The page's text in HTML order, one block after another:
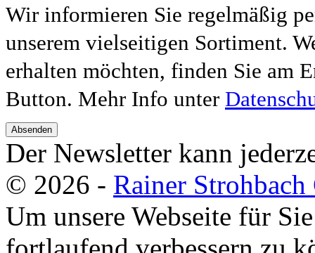
Wir informieren Sie regelmäßig
unserem vielseitigen Sortiment.
erhalten möchten, finden Sie am
Button. Mehr Info unter
Absenden
Der Newsletter kann
© 2026 - Rainer
Um unsere Webseite für